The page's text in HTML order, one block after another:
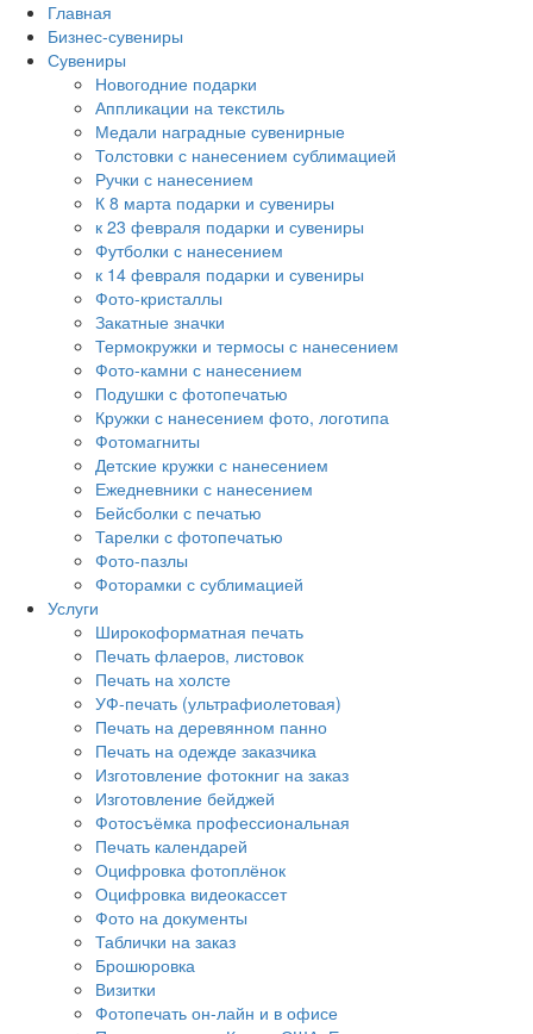
Главная
Бизнес-сувениры
Сувениры
Новогодние подарки
Аппликации на текстиль
Медали наградные сувенирные
Толстовки с нанесением сублимацией
Ручки с нанесением
К 8 марта подарки и сувениры
к 23 февраля подарки и сувениры
Футболки с нанесением
к 14 февраля подарки и сувениры
Фото-кристаллы
Закатные значки
Термокружки и термосы с нанесением
Фото-камни с нанесением
Подушки с фотопечатью
Кружки с нанесением фото, логотипа
Фотомагниты
Детские кружки с нанесением
Ежедневники с нанесением
Бейсболки с печатью
Тарелки с фотопечатью
Фото-пазлы
Фоторамки с сублимацией
Услуги
Широкоформатная печать
Печать флаеров, листовок
Печать на холсте
УФ-печать (ультрафиолетовая)
Печать на деревянном панно
Печать на одежде заказчика
Изготовление фотокниг на заказ
Изготовление бейджей
Фотосъёмка профессиональная
Печать календарей
Оцифровка фотоплёнок
Оцифровка видеокассет
Фото на документы
Таблички на заказ
Брошюровка
Визитки
Фотопечать он-лайн и в офисе